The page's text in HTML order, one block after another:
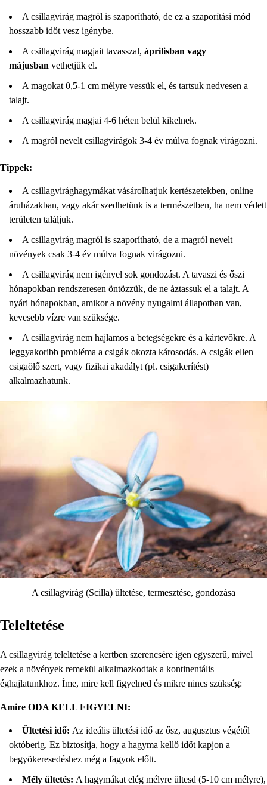
A csillagvirág magról is szaporítható, de ez a szaporítási mód
hosszabb időt vesz igénybe.
A csillagvirág magjait tavasszal, áprilisban vagy
májusban vethetjük el.
A magokat 0,5-1 cm mélyre vessük el, és tartsuk nedvesen a
talajt.
A csillagvirág magjai 4-6 héten belül kikelnek.
A magról nevelt csillagvirágok 3-4 év múlva fognak virágozni.
Tippek:
A csillagvirághagymákat vásárolhatjuk kertészetekben, online
áruházakban, vagy akár szedhetünk is a természetben, ha nem védett
területen találjuk.
A csillagvirág magról is szaporítható, de a magról nevelt
növények csak 3-4 év múlva fognak virágozni.
A csillagvirág nem igényel sok gondozást. A tavaszi és őszi
hónapokban rendszeresen öntözzük, de ne áztassuk el a talajt. A
nyári hónapokban, amikor a növény nyugalmi állapotban van,
kevesebb vízre van szüksége.
A csillagvirág nem hajlamos a betegségekre és a kártevőkre. A
leggyakoribb probléma a csigák okozta károsodás. A csigák ellen
csigaölő szert, vagy fizikai akadályt (pl. csigakerítést)
alkalmazhatunk.
A csillagvirág (Scilla) ültetése, termesztése, gondozása
Teleltetése
A csillagvirág teleltetése a kertben szerencsére igen egyszerű, mivel
ezek a növények remekül alkalmazkodtak a kontinentális
éghajlatunkhoz. Íme, mire kell figyelned és mikre nincs szükség:
Amire ODA KELL FIGYELNI:
Ültetési idő: Az ideális ültetési idő az ősz, augusztus végétől
októberig. Ez biztosítja, hogy a hagyma kellő időt kapjon a
begyökeresedéshez még a fagyok előtt.
Mély ültetés: A hagymákat elég mélyre ültesd (5-10 cm mélyre),